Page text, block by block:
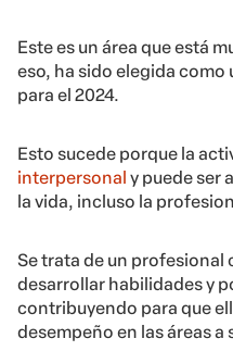
Este es un área que está
eso, ha sido elegida
para el 2024.
Esto sucede porque la
interpersonal y puede ser
la vida, incluso la
Se trata de un
desarrollar habilidades y
contribuyendo para que
desempeño en las áreas a